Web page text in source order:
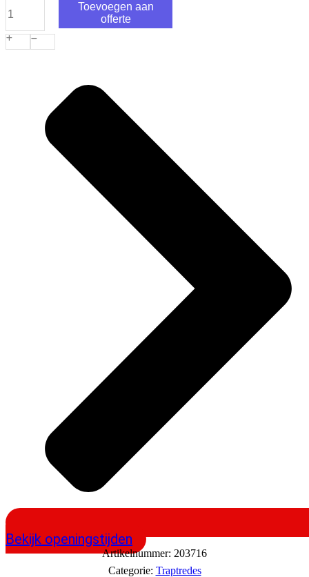
Oudhollands
Antraciet
Trap
Binnenhoek
Toevoegen aan
offerte
Bekijk openingstijden
Artikelnummer: 203716
Categorie: Traptredes